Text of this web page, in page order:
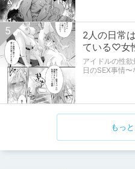
5
【ドットH
堕ちていく
っ！』
サークル あぷ
ルルゥのまち
5
2人の日常
ている♡女
まとめ
アイドルの性
日のSEX事情
もっ